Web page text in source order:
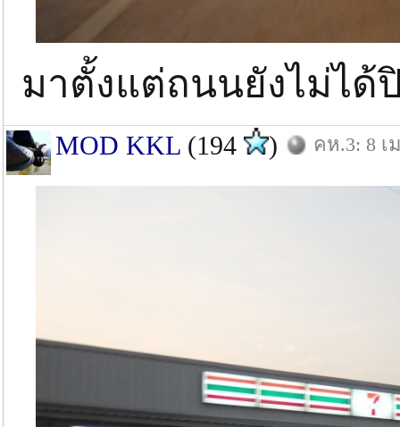
มาตั้งแต่ถนนยังไม่ได้
MOD KKL (194 ) คห.3: 8 เ